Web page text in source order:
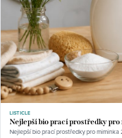
LISTICLE
Nejlepší bio prací prostředky
Nejlepší bio prací prostředky pro